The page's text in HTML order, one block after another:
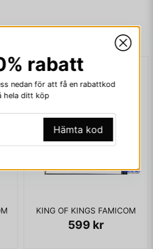
KING OF KINGS FAMICOM
599 kr
rabatt
nedan för att få en rabattkod
hela ditt köp
Hämta kod